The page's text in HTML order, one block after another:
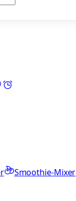
Smoothie-Mixer